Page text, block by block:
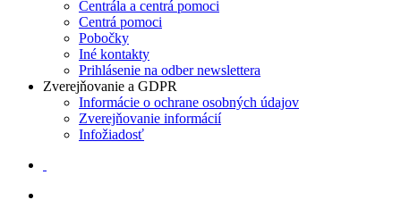
Centrála a centrá pomoci
Centrá pomoci
Pobočky
Iné kontakty
Prihlásenie na odber newslettera
Zverejňovanie a GDPR
Informácie o ochrane osobných údajov
Zverejňovanie informácií
Infožiadosť